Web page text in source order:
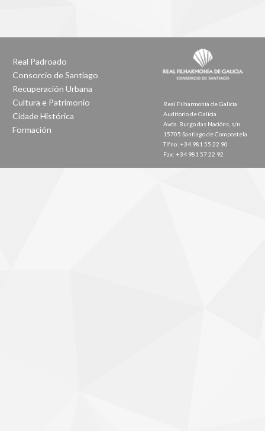
Real Padroado
Consorcio de Santiago
Recuperación Urbana
Cultura e Patrimonio
Cidade Histórica
Formación
Real Filharmonía de Galicia
Auditorio de Galicia
Avda. Burgo das Nacións, s/n
15705 Santiago de Compostela
Tlfno: +34 981 55 22 90
Fax: +34 981 57 22 92